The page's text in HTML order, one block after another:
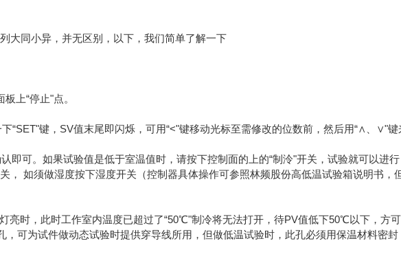
大同小异，并无区别，以下，我们简单了解一下
上“停止"点。
键，SV值末尾即闪烁，可用“<"键移动光标至需修改的位数前，然后用“∧、∨"键
可。如果试验值是低于室温值时，请按下控制面的上的“制泠"开关，试验就可以进
， 如须做湿度按下湿度开关（控制器具体操作可参照林频股份高低温试验箱说明书，
时，此时工作室内温度已超过了“50℃"制冷将无法打开，待PV值低下50℃以下，方可
可为试件做动态试验时提供穿导线所用，但做低温试验时，此孔必须用保温材料密